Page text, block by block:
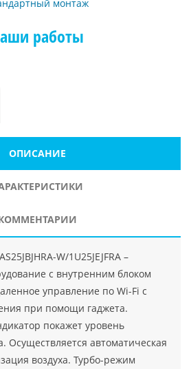
монтаж
работы
ОПИСАНИЕ
W/1U25JEJFRA –
с внутренним блоком
управление по Wi-Fi с
при помощи гаджета.
покажет уровень
Осуществляется автоматическая
воздуха. Турбо-режим